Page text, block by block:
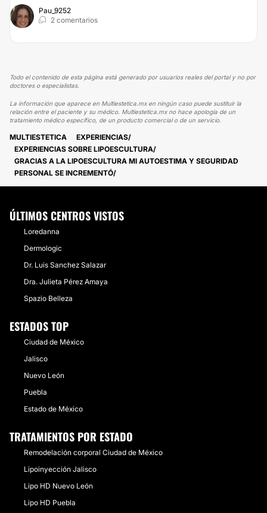
Pau_9252
2 comentarios
Todo el contenido de esta página está generado por usuarios reales del portal y no por
doctores o especialistas.
La información que aparece en Multiestetica.mx en ningún caso puede sustituir la
relación entre el paciente y su médico. Multiestetica.mx no hace apología de un
tratamiento médico específico, de un producto comercial o de un servicio.
MULTIESTETICA
EXPERIENCIAS
EXPERIENCIAS SOBRE LIPOESCULTURA
GRACIAS A LA LIPOESCULTURA MI AUTOESTIMA Y SEGURIDAD
PERSONAL SE INCREMENTÓ
ÚLTIMOS CENTROS VISTOS
Loredanna
Dermologic
Dr. Luis Sanchez Salazar
Dra. Julieta Pérez Amaya
Spazio Belleza
ESTADOS TOP
Ciudad de México
Jalisco
Nuevo León
Puebla
Estado de México
TRATAMIENTOS POR ESTADO
Remodelación corporal Ciudad de México
Lipoinyección Jalisco
Lipo HD Nuevo León
Lipo HD Puebla